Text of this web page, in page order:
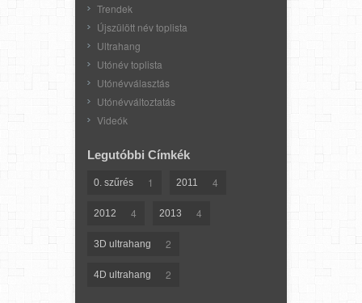
Trendek
Újszülött név toplista
Ultrahang
Utónév toplista
Utónévválasztás
Utónévváltoztatás
Videók
Legutóbbi Címkék
0. szűrés 1 2011 4
2012 4 2013 4
3D ultrahang 2
4D ultrahang 2